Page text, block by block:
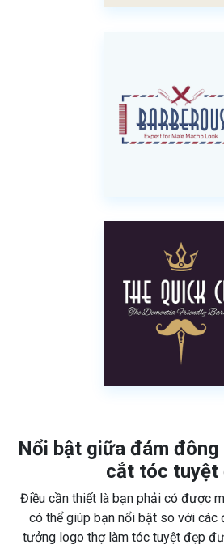
Nổi bật giữa đám
cắt tóc tuyệt
Điều cần thiết là bạn phải có được
có thể giúp bạn nổi bật so với các
tưởng logo thợ làm tóc tuyệt đẹp